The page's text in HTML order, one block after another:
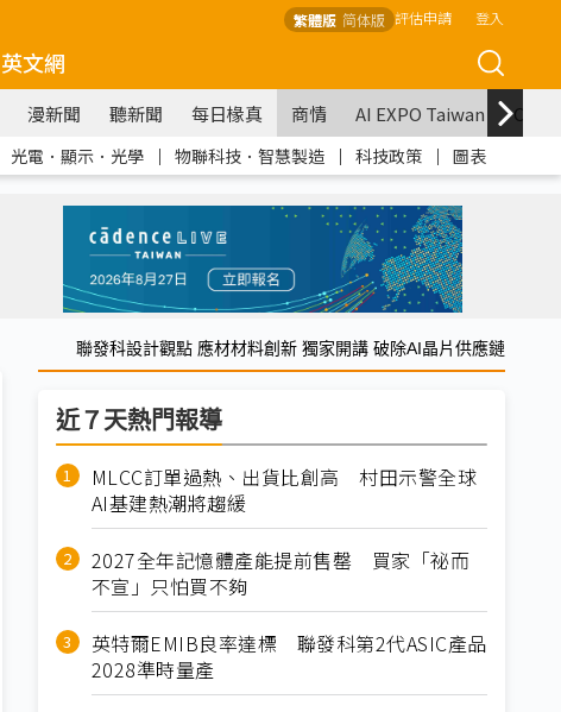
繁體版 简体版 評估申請 登入
英文網
漫新聞 聽新聞 每日椽真 商情 AI EXPO Taiwan
光電．顯示．光學 ｜ 物聯科技．智慧製造 ｜ 科技政策 ｜ 圖表
聯發科設計觀點 應材材料創新 獨家開講 破除AI晶片供應鏈
近７天熱門報導
MLCC訂單過熱、出貨比創高 村田示警全球
AI基建熱潮將趨緩
2027全年記憶體產能提前售罄 買家「祕而
不宣」只怕買不夠
英特爾EMIB良率達標 聯發科第2代ASIC產品
2028準時量產